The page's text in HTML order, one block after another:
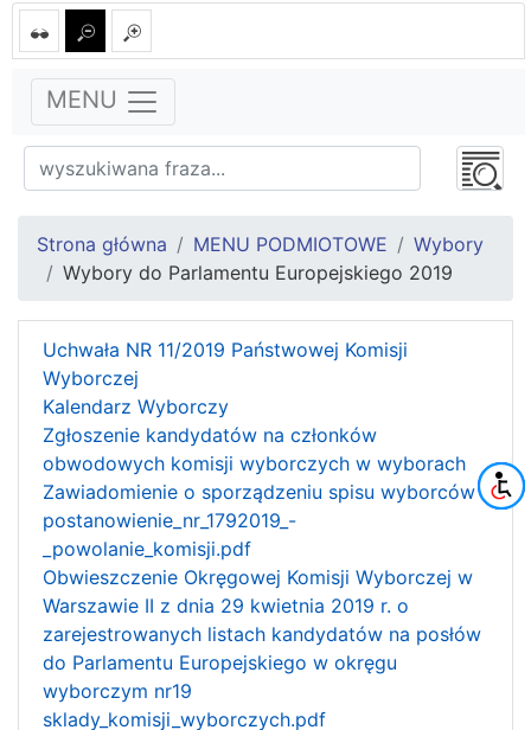
MENU
Strona główna MENU PODMIOTOWE
Wybory
Wybory do Parlamentu Europejskiego 2019
Uchwała NR 11/2019 Państwowej Komisji
Wyborczej
Kalendarz Wyborczy
Zgłoszenie kandydatów na członków
obwodowych komisji wyborczych w wyborach
Zawiadomienie o sporządzeniu spisu wyborców
postanowienie_nr_1792019_-
_powolanie_komisji.pdf
Obwieszczenie Okręgowej Komisji Wyborczej w
Warszawie II z dnia 29 kwietnia 2019 r. o
zarejestrowanych listach kandydatów na posłów
do Parlamentu Europejskiego w okręgu
wyborczym nr19
sklady_komisji_wyborczych.pdf